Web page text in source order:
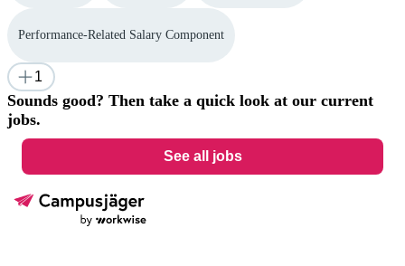
Performance-Related Salary Component
1
Sounds good? Then take a quick look at our current
jobs.
See all jobs